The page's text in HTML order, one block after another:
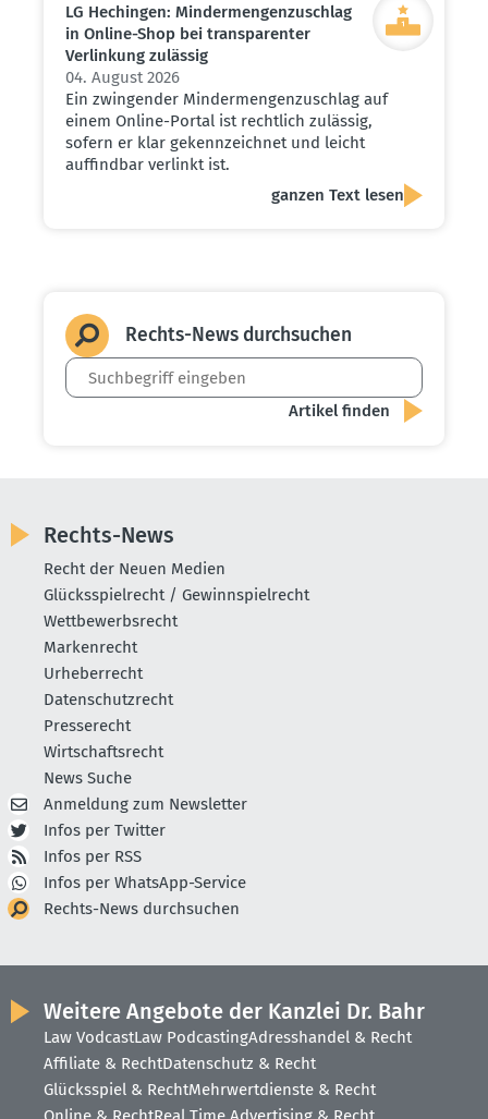
LG Hechingen: Minder­men­gen­zu­schlag
in Online-Shop bei trans­pa­renter
Verlinkung zulässig
04. August 2026
Ein zwingender Mindermengenzuschlag auf
einem Online-Portal ist rechtlich zulässig,
sofern er klar gekennzeichnet und leicht
auffindbar verlinkt ist.
ganzen Text lesen
Rechts-News durch­suchen
Rechts-News
Recht der Neuen Medien
Glücksspielrecht / Gewinnspielrecht
Wettbewerbsrecht
Markenrecht
Urheberrecht
Datenschutzrecht
Presserecht
Wirtschaftsrecht
News Suche
Anmeldung zum Newsletter
Infos per Twitter
Infos per RSS
Infos per WhatsApp-Service
Rechts-News durchsuchen
Weitere Angebote der Kanzlei Dr. Bahr
Law VodcastLaw PodcastingAdresshandel & Recht
Affiliate & RechtDatenschutz & Recht
Glücksspiel & RechtMehrwertdienste & Recht